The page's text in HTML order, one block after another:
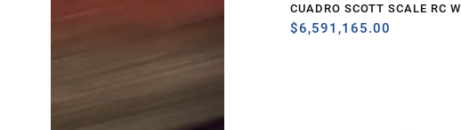
CUADRO SCOTT SCALE RC
$6,591,165.00